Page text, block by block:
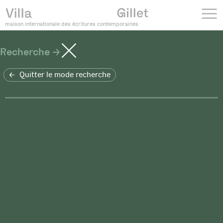
maison internationale des écritures contemporaines
Recherche
Quitter le mode recherche